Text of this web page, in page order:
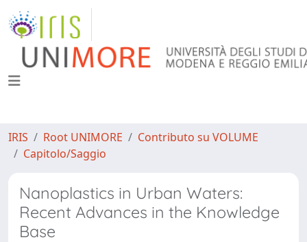
IRIS Root UNIMORE
Contributo su VOLUME
Capitolo/Saggio
Nanoplastics in Urban Waters:
Recent Advances in the Knowledge
Base